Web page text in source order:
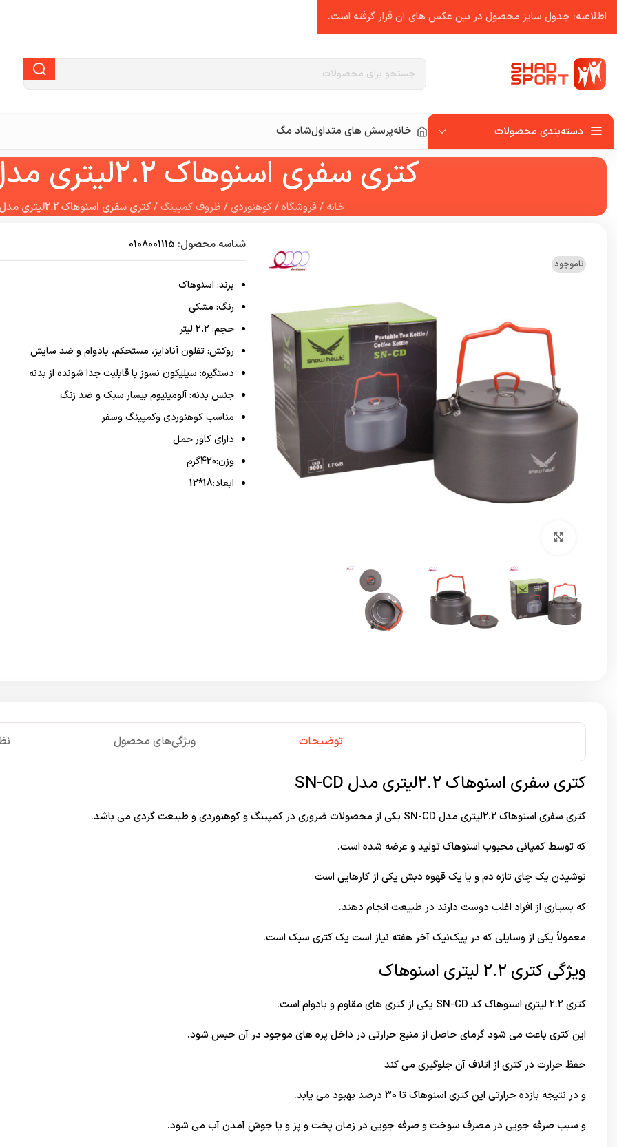
دسته‌بندی محصولات خانهپرسش های متداولشاد مگ
کتری سفری اسنوهاک 2.2لیتری مدل SN-CD
خانه /فروشگاه/کوهنوردی/ ظروف کمپینگ/کتری سفری اسنوهاک 2.2لیتری مدل SN-CD
ناموجود
شناسه محصول: 0108001115
برند: اسنوهاک
رنگ: مشکی
حجم: 2.2 لیتر
روکش: تفلون آنادایز، مستحکم، بادوام و ضد سایش
دستگیره: سیلیکون نسوز با قابلیت جدا شونده از بدنه
جنس بدنه: آلومینیوم بیسار سبک و ضد زنگ
مناسب کوهنوردی وکمپینگ وسفر
دارای کاور حمل
وزن:420گرم
ابعاد:18*12
توضیحات ویژگی‌های محصول
کتری سفری اسنوهاک 2.2لیتری مدل SN-CD
کتری سفری اسنوهاک 2.2لیتری مدل SN-CD یکی از محصولات ضروری در کمپینگو کوهنوردی و طبیعت گردی می باشد.
که توسط کمپانی محبوب اسنوهاکتولید و عرضه شده است.
نوشیدن یک چای تازه دم و یا یک قهوه دبش یکی از کارهایی است
که بسیاری از افراد اغلب دوست دارند در طبیعت انجام دهند.
معمولاً یکی از وسایلی که در پیک‌نیک آخر هفته نیاز است یک کتری سبک است.
ویژگی کتری ۲.۲ لیتری اسنوهاک
کتری ۲.۲ لیتری اسنوهاک کد SN-CD یکی از کتری های مقاوم و بادوام است.
این کتری باعث می شود گرمای حاصل از منبع حرارتی در داخل پره های موجود در آن حبس شود.
حفظ حرارت در کتری از اتلاف آن جلوگیری می کند
و در نتیجه بازده حرارتی این کتری اسنوهاک تا ۳۰ درصد بهبود می یابد.
و سبب صرفه جویی در مصرف سوخت و صرفه جویی در زمان پخت و پز و یا جوش آمدن آب می شود.
اطلاعیه: جدول سایز محصول در بین عکس ‌های آن قرار گرفته است.